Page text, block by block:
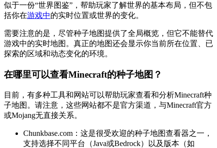
似于一份“世界图鉴”，帮助玩家了解世界的基本布局，但不包
括你在游戏中的实时位置或世界的变化。
需要注意的是，尽管种子地图提供了全局概览，但它不能替代
游戏中的实时地图。真正的地图还会显示你当前所在位置、已
探索的区域和动态变化的环境。
在哪里可以查看Minecraft的种子地图？
目前，有多种工具和网站可以帮助玩家查看和分析Minecraft种
子地图。请注意，这些网站都不是官方渠道，与Minecraft官方
或Mojang无直接关系。
Chunkbase.com：这是很受欢迎的种子地图查看器之一，
支持选择不同平台（Java或Bedrock）以及版本（如